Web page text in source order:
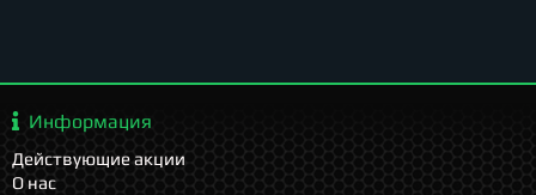
Информация
Действующие акции
О нас